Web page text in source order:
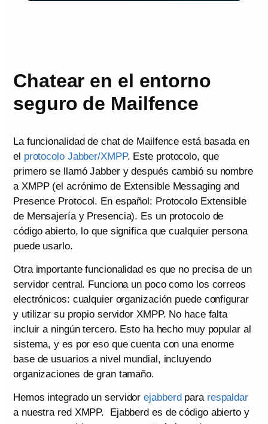
Chatear en el entorno
seguro de Mailfence
La funcionalidad de chat de Mailfence está basada en
el protocolo Jabber/XMPP. Este protocolo, que
primero se llamó Jabber y después cambió su nombre
a XMPP (el acrónimo de Extensible Messaging and
Presence Protocol. En español: Protocolo Extensible
de Mensajería y Presencia). Es un protocolo de
código abierto, lo que significa que cualquier persona
puede usarlo.
Otra importante funcionalidad es que no precisa de un
servidor central. Funciona un poco como los correos
electrónicos: cualquier organización puede configurar
y utilizar su propio servidor XMPP. No hace falta
incluir a ningún tercero. Esto ha hecho muy popular al
sistema, y es por eso que cuenta con una enorme
base de usuarios a nivel mundial, incluyendo
organizaciones de gran tamaño.
Hemos integrado un servidorejabberd para respaldar
a nuestra red XMPP. Ejabberd es de código abierto y